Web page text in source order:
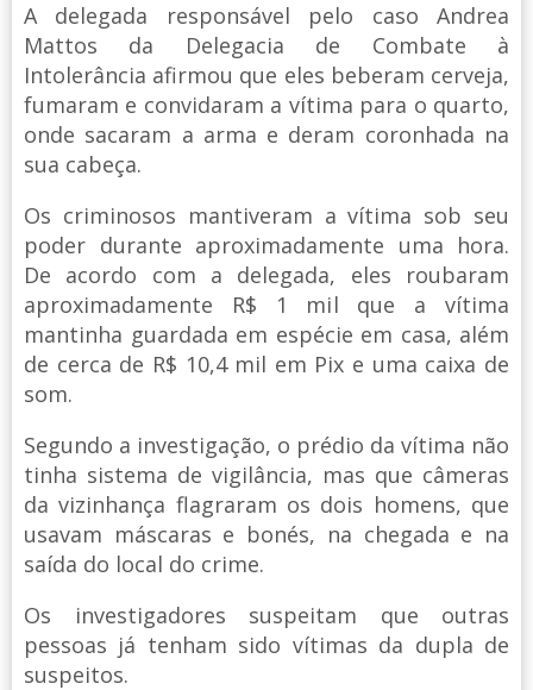
A delegada responsável pelo caso Andrea
Mattos da Delegacia de Combate à
Intolerância afirmou que eles beberam cerveja,
fumaram e convidaram a vítima para o quarto,
onde sacaram a arma e deram coronhada na
sua cabeça.
Os criminosos mantiveram a vítima sob seu
poder durante aproximadamente uma hora.
De acordo com a delegada, eles roubaram
aproximadamente R$ 1 mil que a vítima
mantinha guardada em espécie em casa, além
de cerca de R$ 10,4 mil em Pix e uma caixa de
som.
Segundo a investigação, o prédio da vítima não
tinha sistema de vigilância, mas que câmeras
da vizinhança flagraram os dois homens, que
usavam máscaras e bonés, na chegada e na
saída do local do crime.
Os investigadores suspeitam que outras
pessoas já tenham sido vítimas da dupla de
suspeitos.